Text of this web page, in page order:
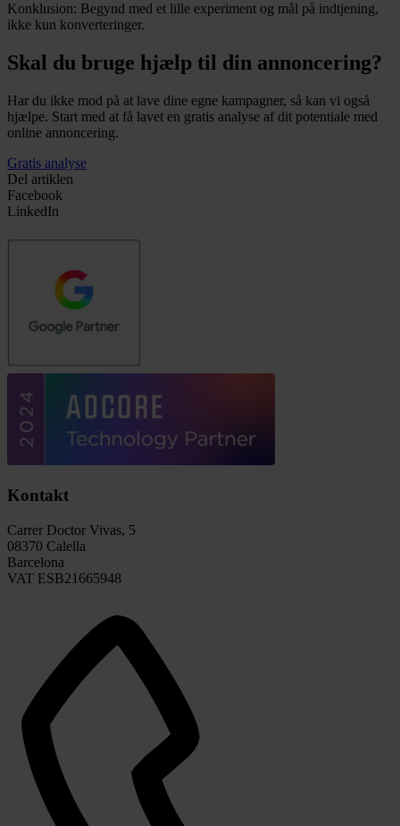
Konklusion: Begynd med et lille experiment og mål på indtjening,
ikke kun konverteringer.
Skal du bruge hjælp til din annoncering?
Har du ikke mod på at lave dine egne kampagner, så kan vi også
hjælpe. Start med at få lavet en gratis analyse af dit potentiale med
online annoncering.
Gratis analyse
Del artiklen
Facebook
LinkedIn
Kontakt
Carrer Doctor Vivas, 5
08370 Calella
Barcelona
VAT ESB21665948